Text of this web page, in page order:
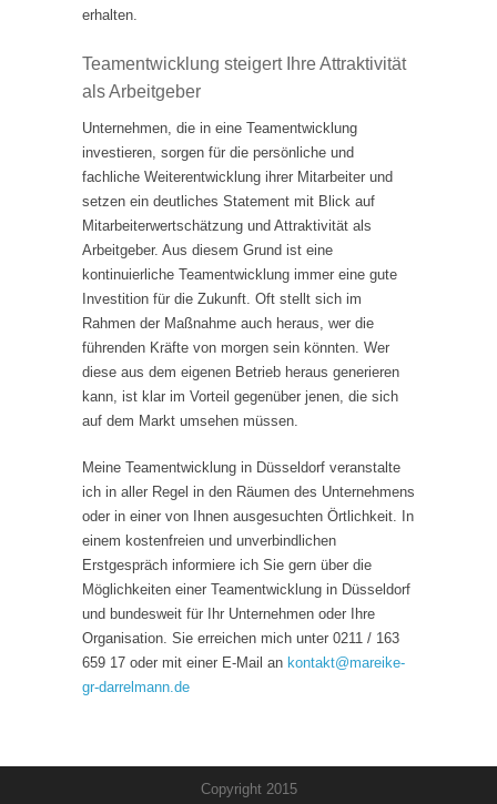
erhalten.
Teamentwicklung steigert Ihre Attraktivität
als Arbeitgeber
Unternehmen, die in eine Teamentwicklung
investieren, sorgen für die persönliche und
fachliche Weiterentwicklung ihrer Mitarbeiter und
setzen ein deutliches Statement mit Blick auf
Mitarbeiterwertschätzung und Attraktivität als
Arbeitgeber. Aus diesem Grund ist eine
kontinuierliche Teamentwicklung immer eine gute
Investition für die Zukunft. Oft stellt sich im
Rahmen der Maßnahme auch heraus, wer die
führenden Kräfte von morgen sein könnten. Wer
diese aus dem eigenen Betrieb heraus generieren
kann, ist klar im Vorteil gegenüber jenen, die sich
auf dem Markt umsehen müssen.
Meine Teamentwicklung in Düsseldorf veranstalte
ich in aller Regel in den Räumen des Unternehmens
oder in einer von Ihnen ausgesuchten Örtlichkeit. In
einem kostenfreien und unverbindlichen
Erstgespräch informiere ich Sie gern über die
Möglichkeiten einer Teamentwicklung in Düsseldorf
und bundesweit für Ihr Unternehmen oder Ihre
Organisation. Sie erreichen mich unter 0211 / 163
659 17 oder mit einer E-Mail an kontakt@mareike-
gr-darrelmann.de
Copyright 2015